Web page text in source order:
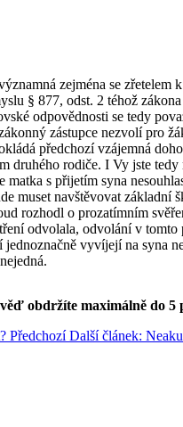
zejména se
§ 877, odst. 2 téhož
odpovědnosti se tedy
zástupce nezvolí pro
předchozí vzájemná
druhého rodiče. I Vy jste
s přijetím syna
muset navštěvovat
rozhodl o prozatímním
odvolala, odvolání v
vyvíjejí na syna
obdržíte maximálně do 5
Předchozí Další článek: